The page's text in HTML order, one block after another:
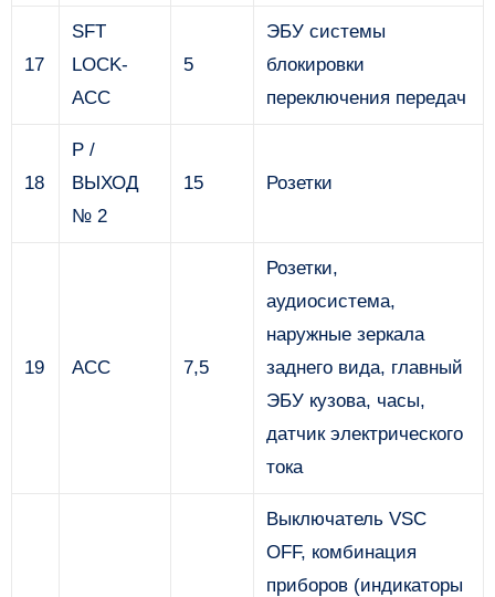
17
SFT
LOCK-
ACC
5
ЭБУ системы
блокировки
переключения передач
18
P /
ВЫХОД
№ 2
15 Розетки
19 ACC 7,5
Розетки,
аудиосистема,
наружные зеркала
заднего вида, главный
ЭБУ кузова, часы,
датчик электрического
тока
Выключатель VSC
OFF, комбинация
приборов (индикаторы